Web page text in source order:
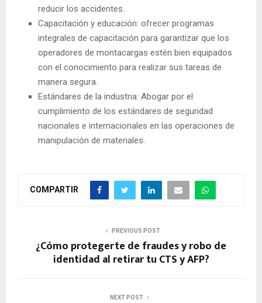
reducir los accidentes.
Capacitación y educación: ofrecer programas
integrales de capacitación para garantizar que los
operadores de montacargas estén bien equipados
con el conocimiento para realizar sus tareas de
manera segura.
Estándares de la industria: Abogar por el
cumplimiento de los estándares de seguridad
nacionales e internacionales en las operaciones de
manipulación de materiales.
COMPARTIR
PREVIOUS POST
¿Cómo protegerte de fraudes y robo de
identidad al retirar tu CTS y AFP?
NEXT POST